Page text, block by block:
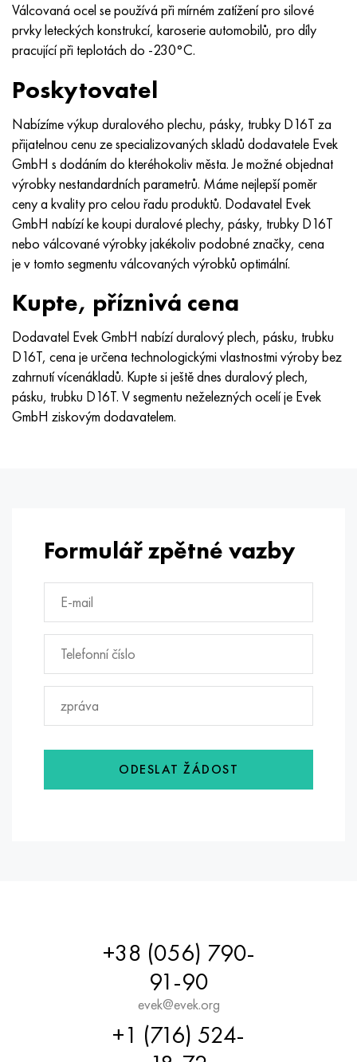
Válcovaná ocel se používá při mírném zatížení pro silové
prvky leteckých konstrukcí, karoserie automobilů, pro díly
pracující při teplotách do -230°C.
Poskytovatel
Nabízíme výkup duralového plechu, pásky, trubky D16T za
přijatelnou cenu ze specializovaných skladů dodavatele Evek
GmbH s dodáním do kteréhokoliv města. Je možné objednat
výrobky nestandardních parametrů. Máme nejlepší poměr
ceny a kvality pro celou řadu produktů. Dodavatel Evek
GmbH nabízí ke koupi duralové plechy, pásky, trubky D16T
nebo válcované výrobky jakékoliv podobné značky, cena
je v tomto segmentu válcovaných výrobků optimální.
Kupte, příznivá cena
Dodavatel Evek GmbH nabízí duralový plech, pásku, trubku
D16T, cena je určena technologickými vlastnostmi výroby bez
zahrnutí vícenákladů. Kupte si ještě dnes duralový plech,
pásku, trubku D16T. V segmentu neželezných ocelí je Evek
GmbH ziskovým dodavatelem.
Formulář zpětné vazby
ODESLAT ŽÁDOST
+38 (056) 790-
91-90
evek@evek.org
+1 (716) 524-